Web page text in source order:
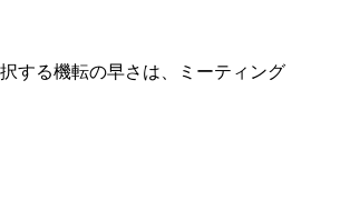
する機転の早さは、ミーティング